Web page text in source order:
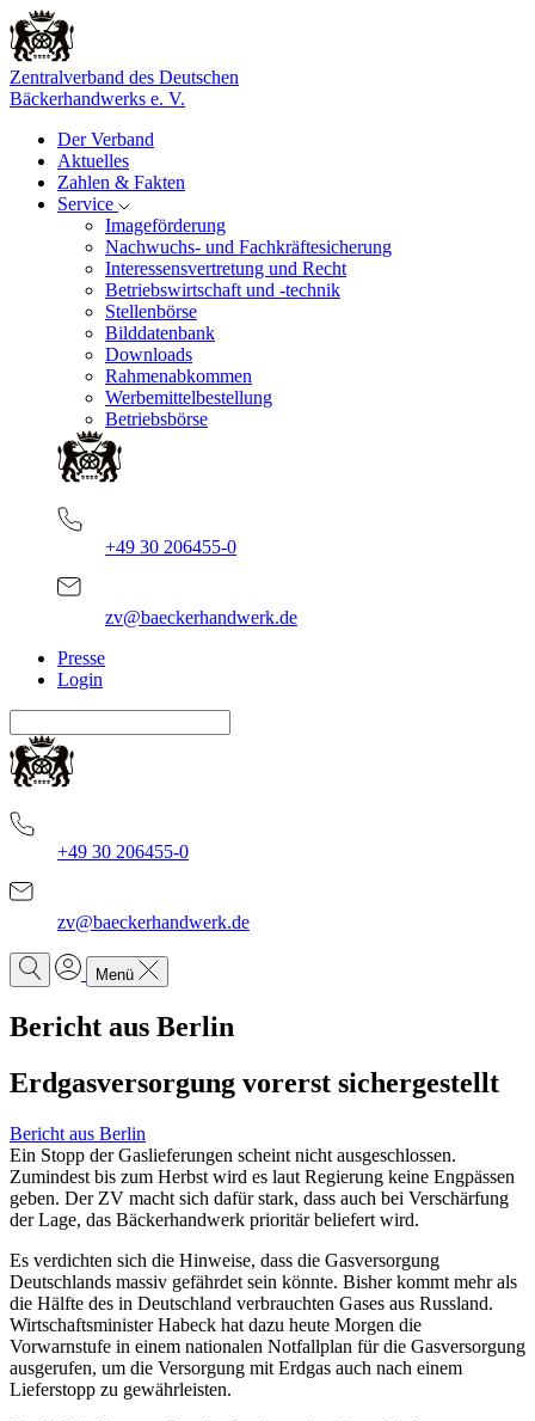
Zentralverband des Deutschen
Bäckerhandwerks e. V.
Der Verband
Aktuelles
Zahlen & Fakten
Service
Imageförderung
Nachwuchs- und Fachkräftesicherung
Interessensvertretung und Recht
Betriebswirtschaft und -technik
Stellenbörse
Bilddatenbank
Downloads
Rahmenabkommen
Werbemittelbestellung
Betriebsbörse
+49 30 206455-0
zv@baeckerhandwerk.de
Presse
Login
+49 30 206455-0
zv@baeckerhandwerk.de
Menü
Bericht aus Berlin
Erdgasversorgung vorerst sichergestellt
Bericht aus Berlin
Ein Stopp der Gaslieferungen scheint nicht ausgeschlossen.
Zumindest bis zum Herbst wird es laut Regierung keine Engpässen
geben. Der ZV macht sich dafür stark, dass auch bei Verschärfung
der Lage, das Bäckerhandwerk prioritär beliefert wird.
Es verdichten sich die Hinweise, dass die Gasversorgung
Deutschlands massiv gefährdet sein könnte. Bisher kommt mehr als
die Hälfte des in Deutschland verbrauchten Gases aus Russland.
Wirtschaftsminister Habeck hat dazu heute Morgen die
Vorwarnstufe in einem nationalen Notfallplan für die Gasversorgung
ausgerufen, um die Versorgung mit Erdgas auch nach einem
Lieferstopp zu gewährleisten.